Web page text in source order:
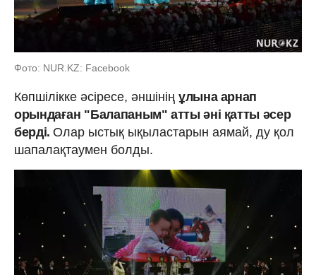
Фото: NUR.KZ: Facebook
Көпшілікке әсіресе, әншінің ұлына арнап
орындаған "Балапаным" атты әні қатты әсер
берді.Олар ыстық ықыластарын аямай, ду қол
шапалақтаумен болды.